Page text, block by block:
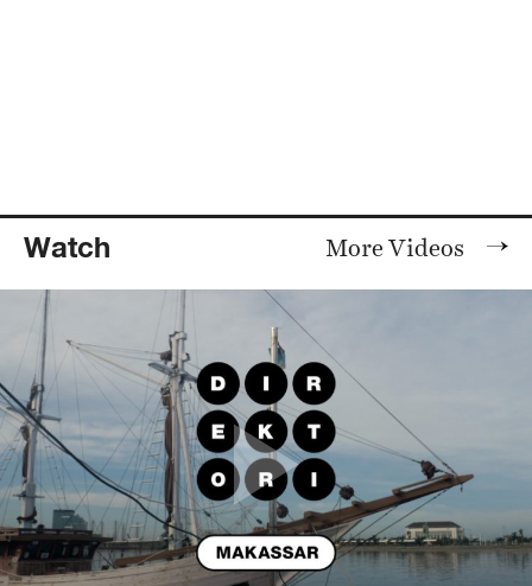
Watch More Videos